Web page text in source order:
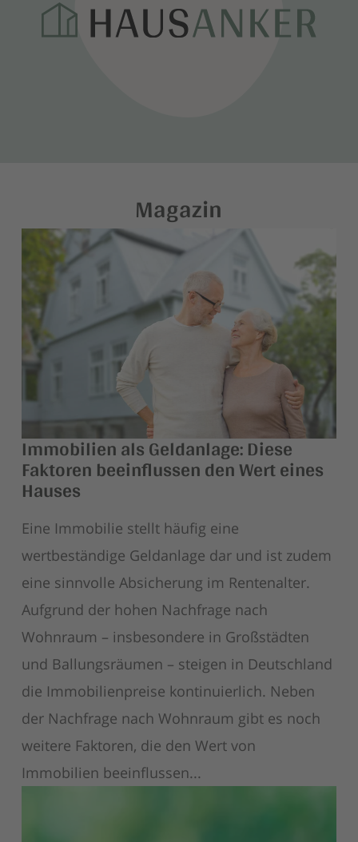
Magazin
Immobilien als Geldanlage: Diese
Faktoren beeinflussen den Wert eines
Hauses
Eine Immobilie stellt häufig eine
wertbeständige Geldanlage dar und ist zudem
eine sinnvolle Absicherung im Rentenalter.
Aufgrund der hohen Nachfrage nach
Wohnraum – insbesondere in Großstädten
und Ballungsräumen – steigen in Deutschland
die Immobilienpreise kontinuierlich. Neben
der Nachfrage nach Wohnraum gibt es noch
weitere Faktoren, die den Wert von
Immobilien beeinflussen...